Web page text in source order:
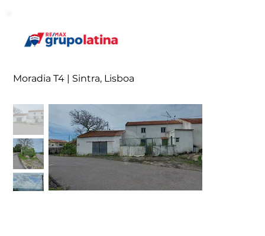
Moradia T4 | Sintra, Lisboa